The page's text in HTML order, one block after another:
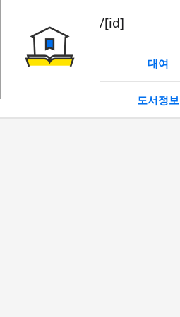
book/rent/[id]
대여
도서정보